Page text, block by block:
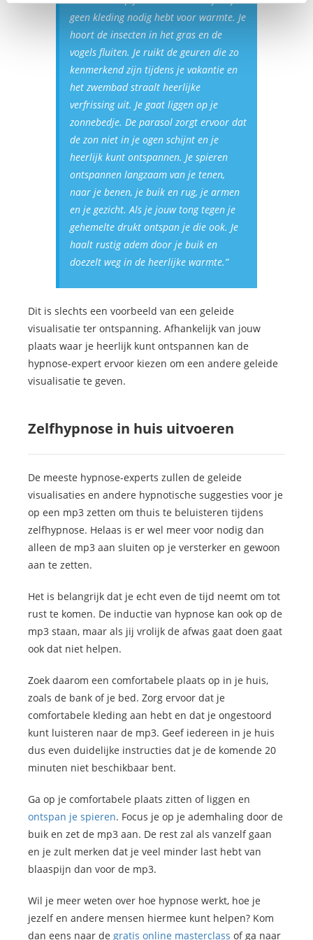
geen kleding nodig hebt voor warmte. Je
hoort de insecten in het gras en de
vogels fluiten. Je ruikt de geuren die zo
kenmerkend zijn tijdens je vakantie en
het zwembad straalt heerlijke
verfrissing uit. Je gaat liggen op je
zonnebedje. De parasol zorgt ervoor dat
de zon niet in je ogen schijnt en je
heerlijk kunt ontspannen. Je spieren
ontspannen langzaam van je tenen,
naar je benen, je buik en rug, je armen
en je gezicht. Als je jouw tong tegen je
gehemelte drukt ontspan je die ook. Je
haalt rustig adem door je buik en
doezelt weg in de heerlijke warmte.”
Dit is slechts een voorbeeld van een geleide
visualisatie ter ontspanning. Afhankelijk van jouw
plaats waar je heerlijk kunt ontspannen kan de
hypnose-expert ervoor kiezen om een andere geleide
visualisatie te geven.
Zelfhypnose in huis uitvoeren
De meeste hypnose-experts zullen de geleide
visualisaties en andere hypnotische suggesties voor je
op een mp3 zetten om thuis te beluisteren tijdens
zelfhypnose. Helaas is er wel meer voor nodig dan
alleen de mp3 aan sluiten op je versterker en gewoon
aan te zetten.
Het is belangrijk dat je echt even de tijd neemt om tot
rust te komen. De inductie van hypnose kan ook op de
mp3 staan, maar als jij vrolijk de afwas gaat doen gaat
ook dat niet helpen.
Zoek daarom een comfortabele plaats op in je huis,
zoals de bank of je bed. Zorg ervoor dat je
comfortabele kleding aan hebt en dat je ongestoord
kunt luisteren naar de mp3. Geef iedereen in je huis
dus even duidelijke instructies dat je de komende 20
minuten niet beschikbaar bent.
Ga op je comfortabele plaats zitten of liggen en
ontspan je spieren. Focus je op je ademhaling door de
buik en zet de mp3 aan. De rest zal als vanzelf gaan
en je zult merken dat je veel minder last hebt van
blaaspijn dan voor de mp3.
Wil je meer weten over hoe hypnose werkt, hoe je
jezelf en andere mensen hiermee kunt helpen? Kom
dan eens naar de gratis online masterclass of ga naar